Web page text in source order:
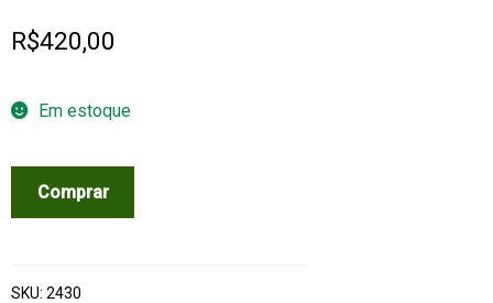
R$420,00
Em estoque
MECHANICS
AND
Comprar
SKU: 2430